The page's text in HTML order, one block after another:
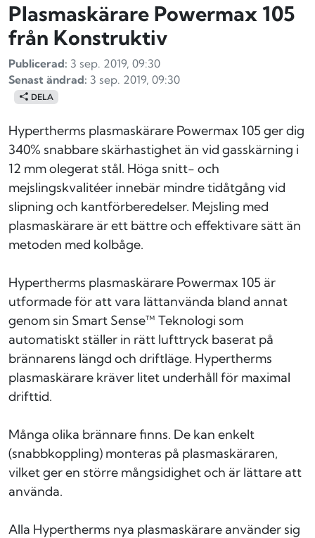
Plasmaskärare Powermax 105
från Konstruktiv
Publicerad: 3 sep. 2019, 09:30
Senast ändrad: 3 sep. 2019, 09:30
DELA
Hypertherms plasmaskärare Powermax 105 ger dig
340% snabbare skärhastighet än vid gasskärning i
12 mm olegerat stål. Höga snitt- och
mejslingskvalitéer innebär mindre tidåtgång vid
slipning och kantförberedelser. Mejsling med
plasmaskärare är ett bättre och effektivare sätt än
metoden med kolbåge.
Hypertherms plasmaskärare Powermax 105 är
utformade för att vara lättanvända bland annat
genom sin Smart Sense™ Teknologi som
automatiskt ställer in rätt lufttryck baserat på
brännarens längd och driftläge. Hypertherms
plasmaskärare kräver litet underhåll för maximal
drifttid.
Många olika brännare finns. De kan enkelt
(snabbkoppling) monteras på plasmaskäraren,
vilket ger en större mångsidighet och är lättare att
använda.
Alla Hypertherms nya plasmaskärare använder sig